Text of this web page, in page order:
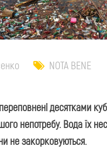
NOTA BENE
десятками
непотребу. Вода їх
не закорковуються.